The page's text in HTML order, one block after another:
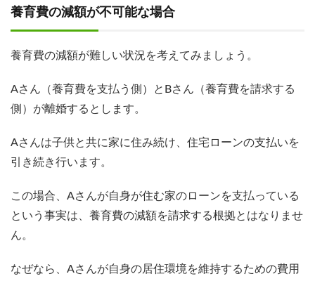
養育費の減額が不可能な場合
養育費の減額が難しい状況を考えてみましょう。
Aさん（養育費を支払う側）とBさん（養育費を請求する
側）が離婚するとします。
Aさんは子供と共に家に住み続け、住宅ローンの支払いを
引き続き行います。
この場合、Aさんが自身が住む家のローンを支払っている
という事実は、養育費の減額を請求する根拠とはなりませ
ん。
なぜなら、Aさんが自身の居住環境を維持するための費用